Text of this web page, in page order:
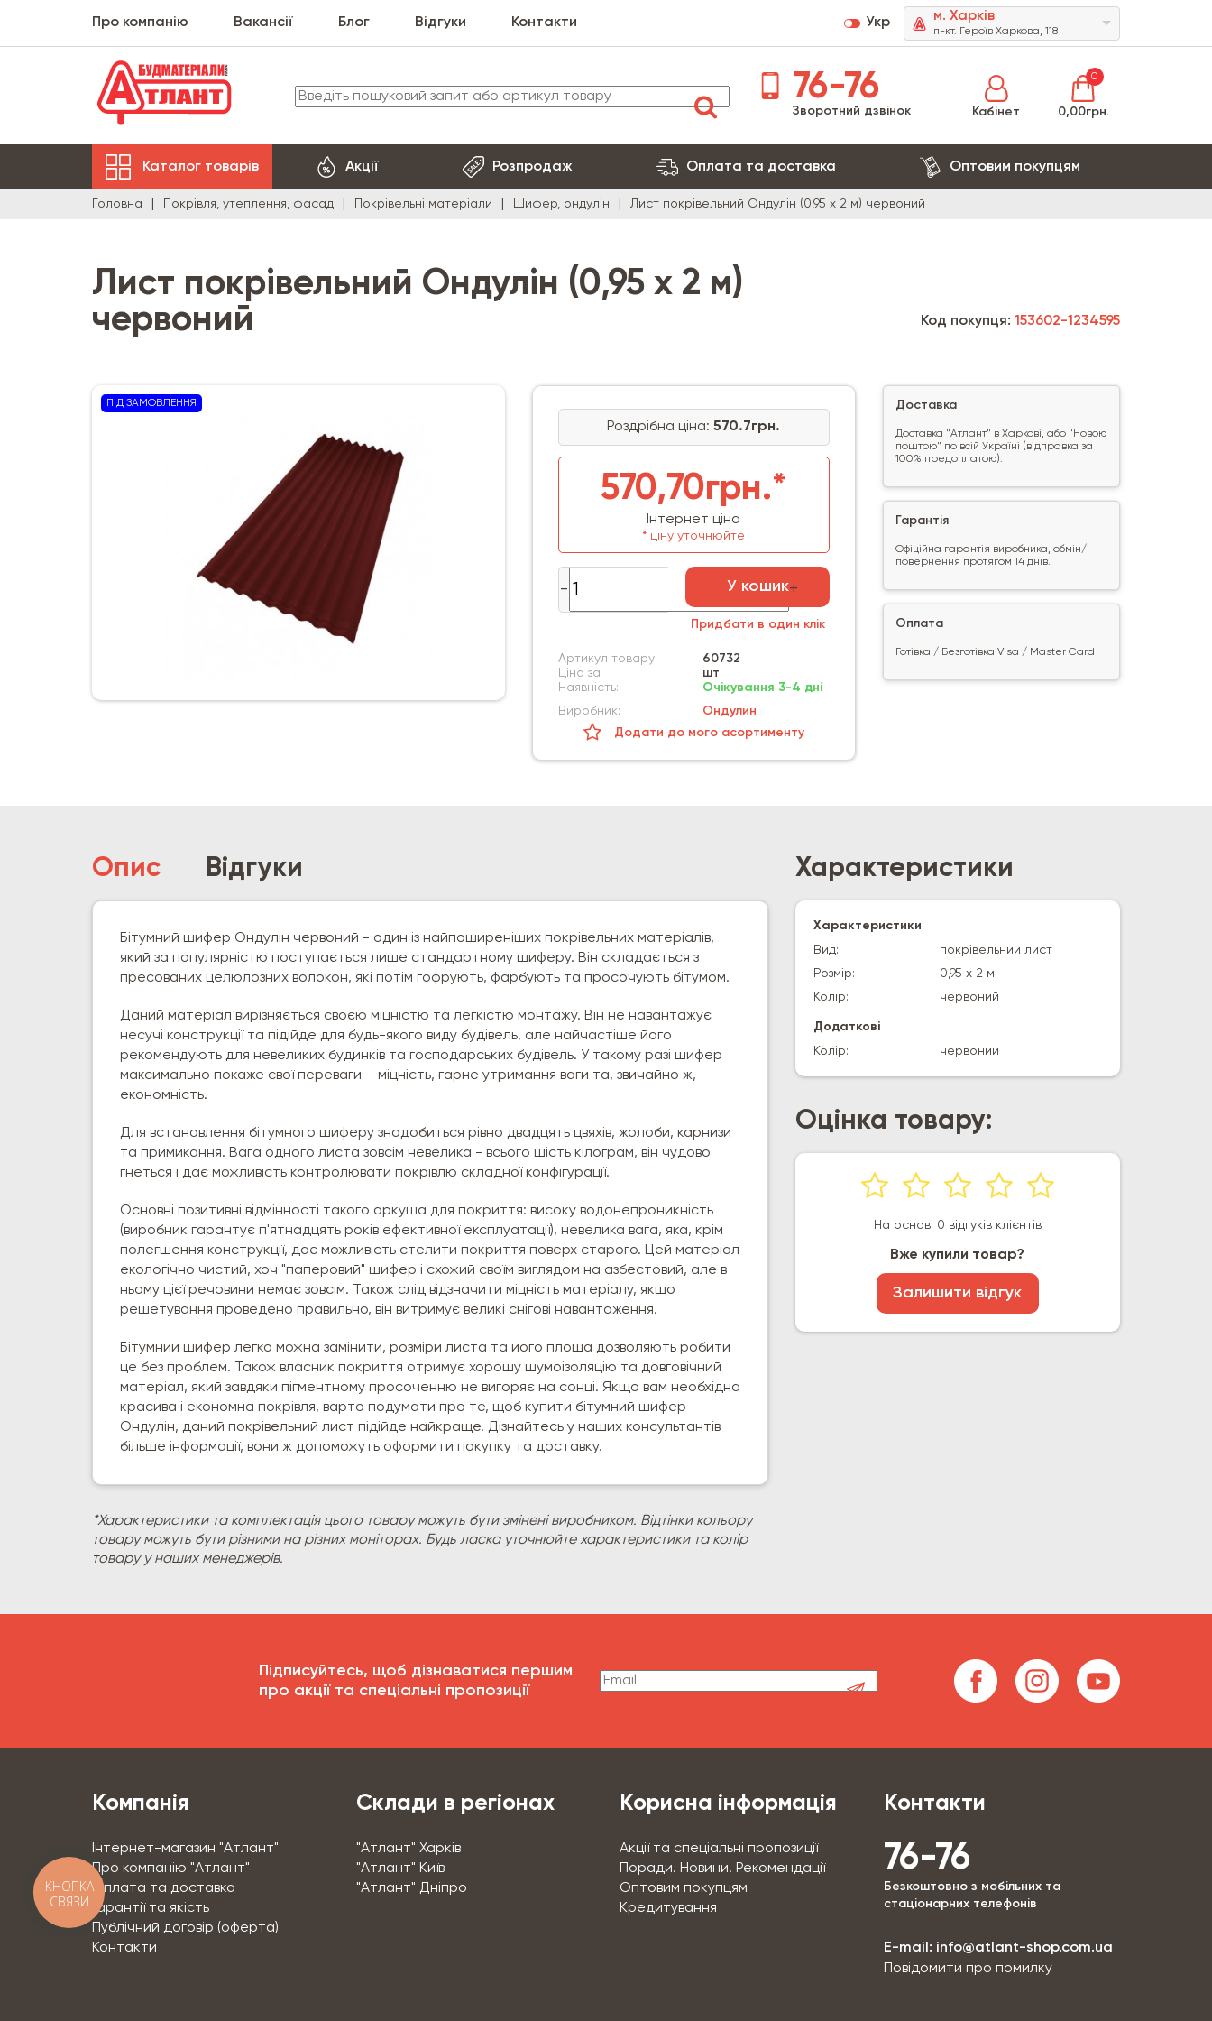
Про компанію Вакансії Блог Відгуки Контакти Укр м. Харків
п-кт. Героїв Харкова, 118
76-76
Зворотний дзвінок Кабінет
0
0,00грн.
Каталог товарів Акції Розпродаж Оплата та доставка Оптовим покупцям
Головна Покрівля, утеплення, фасад Покрівельні матеріали Шифер, ондулін Лист покрівельний Ондулін (0,95 х 2 м) червоний
Лист покрівельний Ондулін (0,95 х 2 м)
червоний
ПІД ЗАМОВЛЕННЯ
Роздрібна ціна:570.7грн.
570,70грн.*
Інтернет ціна
* ціну уточнюйте
У кошик
Придбати в один клік
Артикул товару:
60732
Ціна за
шт
Наявність:
Очікування 3-4 дні
Виробник:
Ондулин
Додати до мого асортименту
Код покупця: 153602-1234595
Доставка
Доставка "Атлант" в Харкові, або "Новою
поштою" по всій Україні (відправка за
100% предоплатою).
Гарантія
Офіційна гарантія виробника, обмін/
повернення протягом 14 днів.
Оплата
Готівка / Безготівка Visa / Master Card
Опис Відгуки
Бітумний шифер Ондулін червоний - один із найпоширеніших покрівельних матеріалів,
який за популярністю поступається лише стандартному шиферу. Він складається з
пресованих целюлозних волокон, які потім гофрують, фарбують та просочують бітумом.
Даний матеріал вирізняється своєю міцністю та легкістю монтажу. Він не навантажує
несучі конструкції та підійде для будь-якого виду будівель, але найчастіше його
рекомендують для невеликих будинків та господарських будівель. У такому разі шифер
максимально покаже свої переваги – міцність, гарне утримання ваги та, звичайно ж,
економність.
Для встановлення бітумного шиферу знадобиться рівно двадцять цвяхів, жолоби, карнизи
та примикання. Вага одного листа зовсім невелика - всього шість кілограм, він чудово
гнеться і дає можливість контролювати покрівлю складної конфігурації.
Основні позитивні відмінності такого аркуша для покриття: високу водонепроникність
(виробник гарантує п'ятнадцять років ефективної експлуатації), невелика вага, яка, крім
полегшення конструкції, дає можливість стелити покриття поверх старого. Цей матеріал
екологічно чистий, хоч "паперовий" шифер і схожий своїм виглядом на азбестовий, але в
ньому цієї речовини немає зовсім. Також слід відзначити міцність матеріалу, якщо
решетування проведено правильно, він витримує великі снігові навантаження.
Бітумний шифер легко можна замінити, розміри листа та його площа дозволяють робити
це без проблем. Також власник покриття отримує хорошу шумоізоляцію та довговічний
матеріал, який завдяки пігментному просоченню не вигоряє на сонці. Якщо вам необхідна
красива і економна покрівля, варто подумати про те, щоб купити бітумний шифер
Ондулін, даний покрівельний лист підійде найкраще. Дізнайтесь у наших консультантів
більше інформації, вони ж допоможуть оформити покупку та доставку.
*Характеристики та комплектація цього товару можуть бути змінені виробником. Відтінки кольору
товару можуть бути різними на різних моніторах. Будь ласка уточнюйте характеристики та колір
товару у наших менеджерів.
Характеристики
Характеристики
Вид:
покрівельний лист
Розмір:
0,95 х 2 м
Колір:
червоний
Додаткові
Колір:
червоний
Оцінка товару:
На основі 0 відгуків клієнтів
Вже купили товар?
Залишити відгук
Підписуйтесь, щоб дізнаватися першим
про акції та спеціальні пропозиції
Компанія
Інтернет-магазин "Атлант"
Про компанію "Атлант"
Оплата та доставка
Гарантії та якість
Публічний договір (оферта)
Контакти
Склади в регіонах
"Атлант" Харків
"Атлант" Київ
"Атлант" Дніпро
Корисна інформація
Акції та спеціальні пропозиції
Поради. Новини. Рекомендації
Оптовим покупцям
Кредитування
Контакти
76-76
Безкоштовно з мобільних та
стаціонарних телефонів
E-mail: info@atlant-shop.com.ua
Повідомити про помилку
КНОПКА
СВЯЗИ